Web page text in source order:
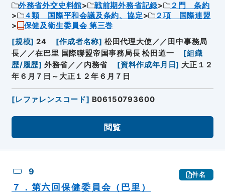
外務省外交史料館 戦前期外務省記録
２門 条約
４類 国際平和会議及条約、協定
２項 国際連盟
保健及衛生委員会 第三巻
[規模] 24 [作成者名称] 松田代理大使／／田中事務局
長／／在巴里 国際聯盟帝国事務局長 松田道一
[組織
歴/履歴] 外務省／／内務省 [資料作成年月日] 大正１２
年６月７日～大正１２年６月７日
[レファレンスコード] B06150793600
閲覧
9 件名
７．第六回保健委員会（巴里）